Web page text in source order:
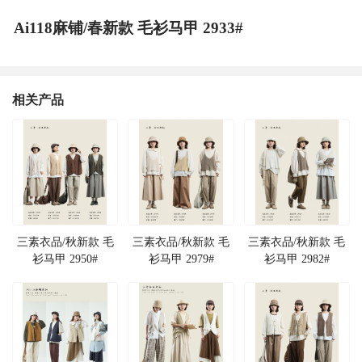
Ai118麻铺/春新款 毛衫马甲 2933#
相关产品
三素衣品/秋新款 毛
衫马甲 2950#
三素衣品/秋新款 毛
衫马甲 2979#
三素衣品/秋新款 毛
衫马甲 2982#